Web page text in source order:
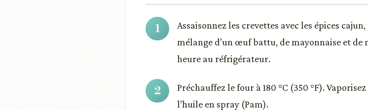
Assaisonnez les crevettes avec les épices
mélange d’un œuf battu, de mayonnaise et
heure au réfrigérateur.
Préchauffez le four à 180 °C (350 °F).
l’huile en spray (Pam).